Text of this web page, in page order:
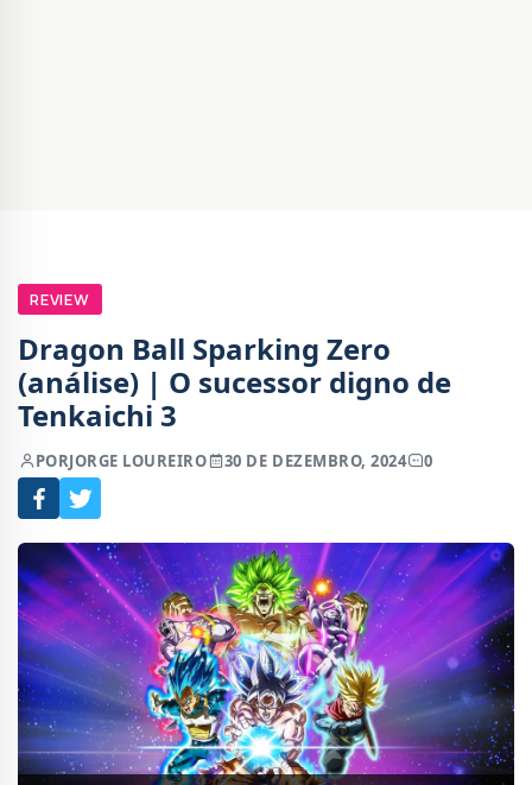
REVIEW
Dragon Ball Sparking Zero
(análise) | O sucessor digno de
Tenkaichi 3
PORJORGE LOUREIRO 30 DE DEZEMBRO, 2024 0